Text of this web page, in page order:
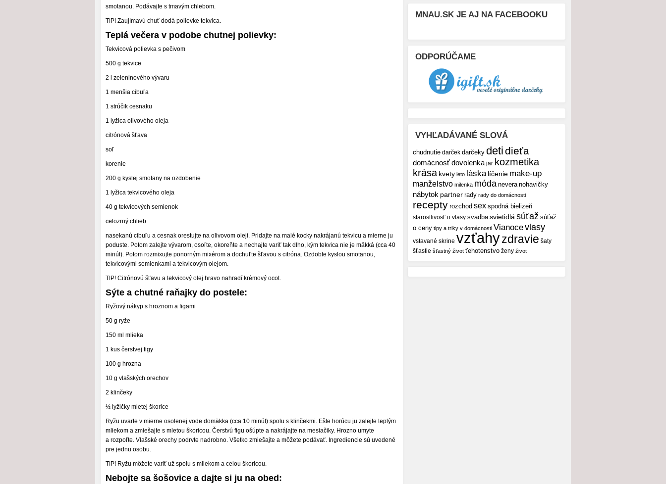
smotanou. Podávajte s tmavým chlebom.
TIP! Zaujímavú chuť dodá polievke tekvica.
Teplá večera v podobe chutnej polievky:
Tekvicová polievka s pečivom
500 g tekvice
2 l zeleninového vývaru
1 menšia cibuľa
1 strúčik cesnaku
1 lyžica olivového oleja
citrónová šťava
soľ
korenie
200 g kyslej smotany na ozdobenie
1 lyžica tekvicového oleja
40 g tekvicových semienok
celozrný chlieb
nasekanú cibuľu a cesnak orestujte na olivovom oleji. Pridajte na malé kocky nakrájanú tekvicu a mierne ju
poduste. Potom zalejte vývarom, osoľte, okoreňte a nechajte variť tak dlho, kým tekvica nie je mäkká (cca 40
minút). Potom rozmixujte ponorným mixérom a dochuťte šťavou s citróna. Ozdobte kyslou smotanou,
tekvicovými semienkami a tekvicovým olejom.
TIP! Citrónovú šťavu a tekvicový olej hravo nahradí krémový ocot.
Sýte a chutné raňajky do postele:
Ryžový nákyp s hroznom a figami
50 g ryže
150 ml mlieka
1 kus čerstvej figy
100 g hrozna
10 g vlašských orechov
2 klinčeky
½ lyžičky mletej škorice
Ryžu uvarte v mierne osolenej vode domäkka (cca 10 minút) spolu s klinčekmi. Ešte horúcu ju zalejte teplým
mliekom a zmiešajte s mletou škoricou. Čerstvú figu ošúpte a nakrájajte na mesiačiky. Hrozno umyte
a rozpoľte. Vlašské orechy podrvte nadrobno. Všetko zmiešajte a môžete podávať. Ingrediencie sú uvedené
pre jednu osobu.
TIP! Ryžu môžete variť už spolu s mliekom a celou škoricou.
Nebojte sa šošovice a dajte si ju na obed:
MNAU.SK JE AJ NA FACEBOOKU
ODPORÚČAME
VYHĽADÁVANÉ SLOVÁ
chudnutie darček darčeky detidieťa
domácnosťdovolenka jar kozmetika
krása kvety leto láska líčenie make-up
manželstvo milenka móda nevera nohavičky
nábytok partner rady rady do domácnosti
recepty rozchod sex spodná bielizeň
starostlivosť o vlasy svadba svietidlá súťaž súťaž
o ceny tipy a triky v domácnosti Vianocevlasy
vstavané skrine vzťahyzdravie šaty
šťastie šťastný život ťehotenstvo ženy život